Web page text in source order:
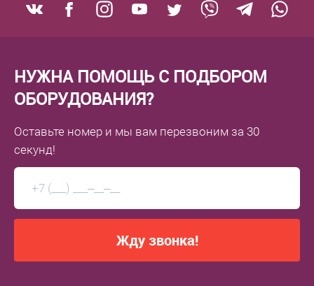
НУЖНА ПОМОЩЬ С ПОДБОРОМ
ОБОРУДОВАНИЯ?
Оставьте номер и мы вам перезвоним за 30
секунд!
Жду звонка!